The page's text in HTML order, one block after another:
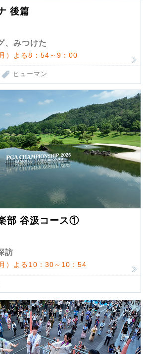
後篇
、みつけた
）よる8：54～9：00
ヒューマン
部 谷汲コース①
訪
）よる10：30～10：54